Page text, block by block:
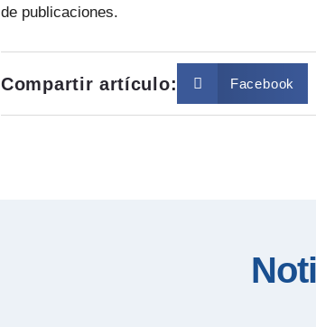
de publicaciones.
Compartir artículo: Facebook